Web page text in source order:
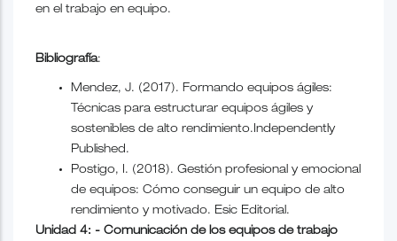
en el trabajo en equipo.
Bibliografía:
Mendez, J. (2017). Formando equipos ágiles:
Técnicas para estructurar equipos ágiles y
sostenibles de alto rendimiento.Independently
Published.
Postigo, I. (2018). Gestión profesional y emocional
de equipos: Cómo conseguir un equipo de alto
rendimiento y motivado. Esic Editorial.
Unidad 4: - Comunicación de los equipos de trabajo